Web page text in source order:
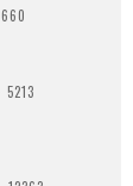
660
5213